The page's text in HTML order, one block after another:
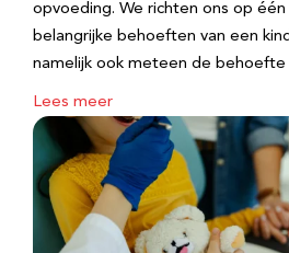
opvoeding. We richten ons op
belangrijke behoeften van een
namelijk ook meteen de
Lees meer